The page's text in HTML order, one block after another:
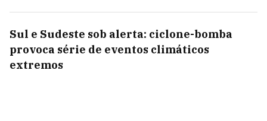
Sul e Sudeste sob alerta: ciclone-bomba
provoca série de eventos climáticos
extremos